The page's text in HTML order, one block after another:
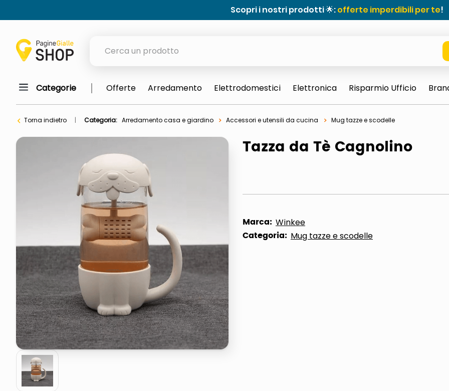
Scopri i nostri prodotti 🌟:offerte imperdibili per te!
meme
ombrelloni
lucidatrice pavimenti
astuccio oxford
italia independent occhiali sole 0703 thin rotondo sun
airpods
pattumiera raccolta differenziata
asciuga capelli spazzola
Categorie Offerte Arredamento Elettrodomestici Elettronica Risparmio Ufficio
Torna indietro Categoria: Arredamento casa e giardino Accessori e utensili da cucina Mug tazze e scodelle
Tazza da Tè Cagnolino
Marca: Winkee
Categoria: Mug tazze e scodelle